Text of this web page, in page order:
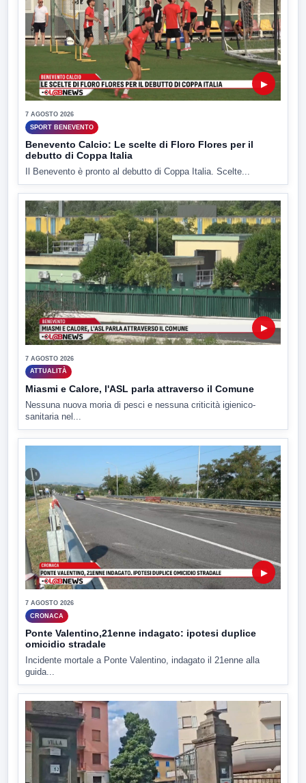
▶
7 AGOSTO 2026
SPORT BENEVENTO
Benevento Calcio: Le scelte di Floro Flores per il
debutto di Coppa Italia
Il Benevento è pronto al debutto di Coppa Italia. Scelte...
▶
7 AGOSTO 2026
ATTUALITÀ
Miasmi e Calore, l'ASL parla attraverso il Comune
Nessuna nuova moria di pesci e nessuna criticità igienico-
sanitaria nel...
▶
7 AGOSTO 2026
CRONACA
Ponte Valentino,21enne indagato: ipotesi duplice
omicidio stradale
Incidente mortale a Ponte Valentino, indagato il 21enne alla
guida...